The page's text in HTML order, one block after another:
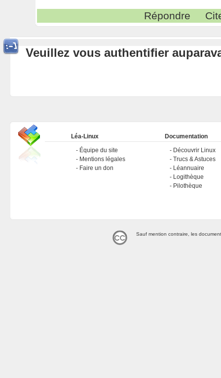
Répondre
Veuillez vous authentifier
Léa-Linux
Équipe du site
Mentions légales
Faire un don
Documentation
Découvrir Linux
Trucs & Astuces
Léannuaire
Logithèque
Pilothèque
Sauf mention contraire, les